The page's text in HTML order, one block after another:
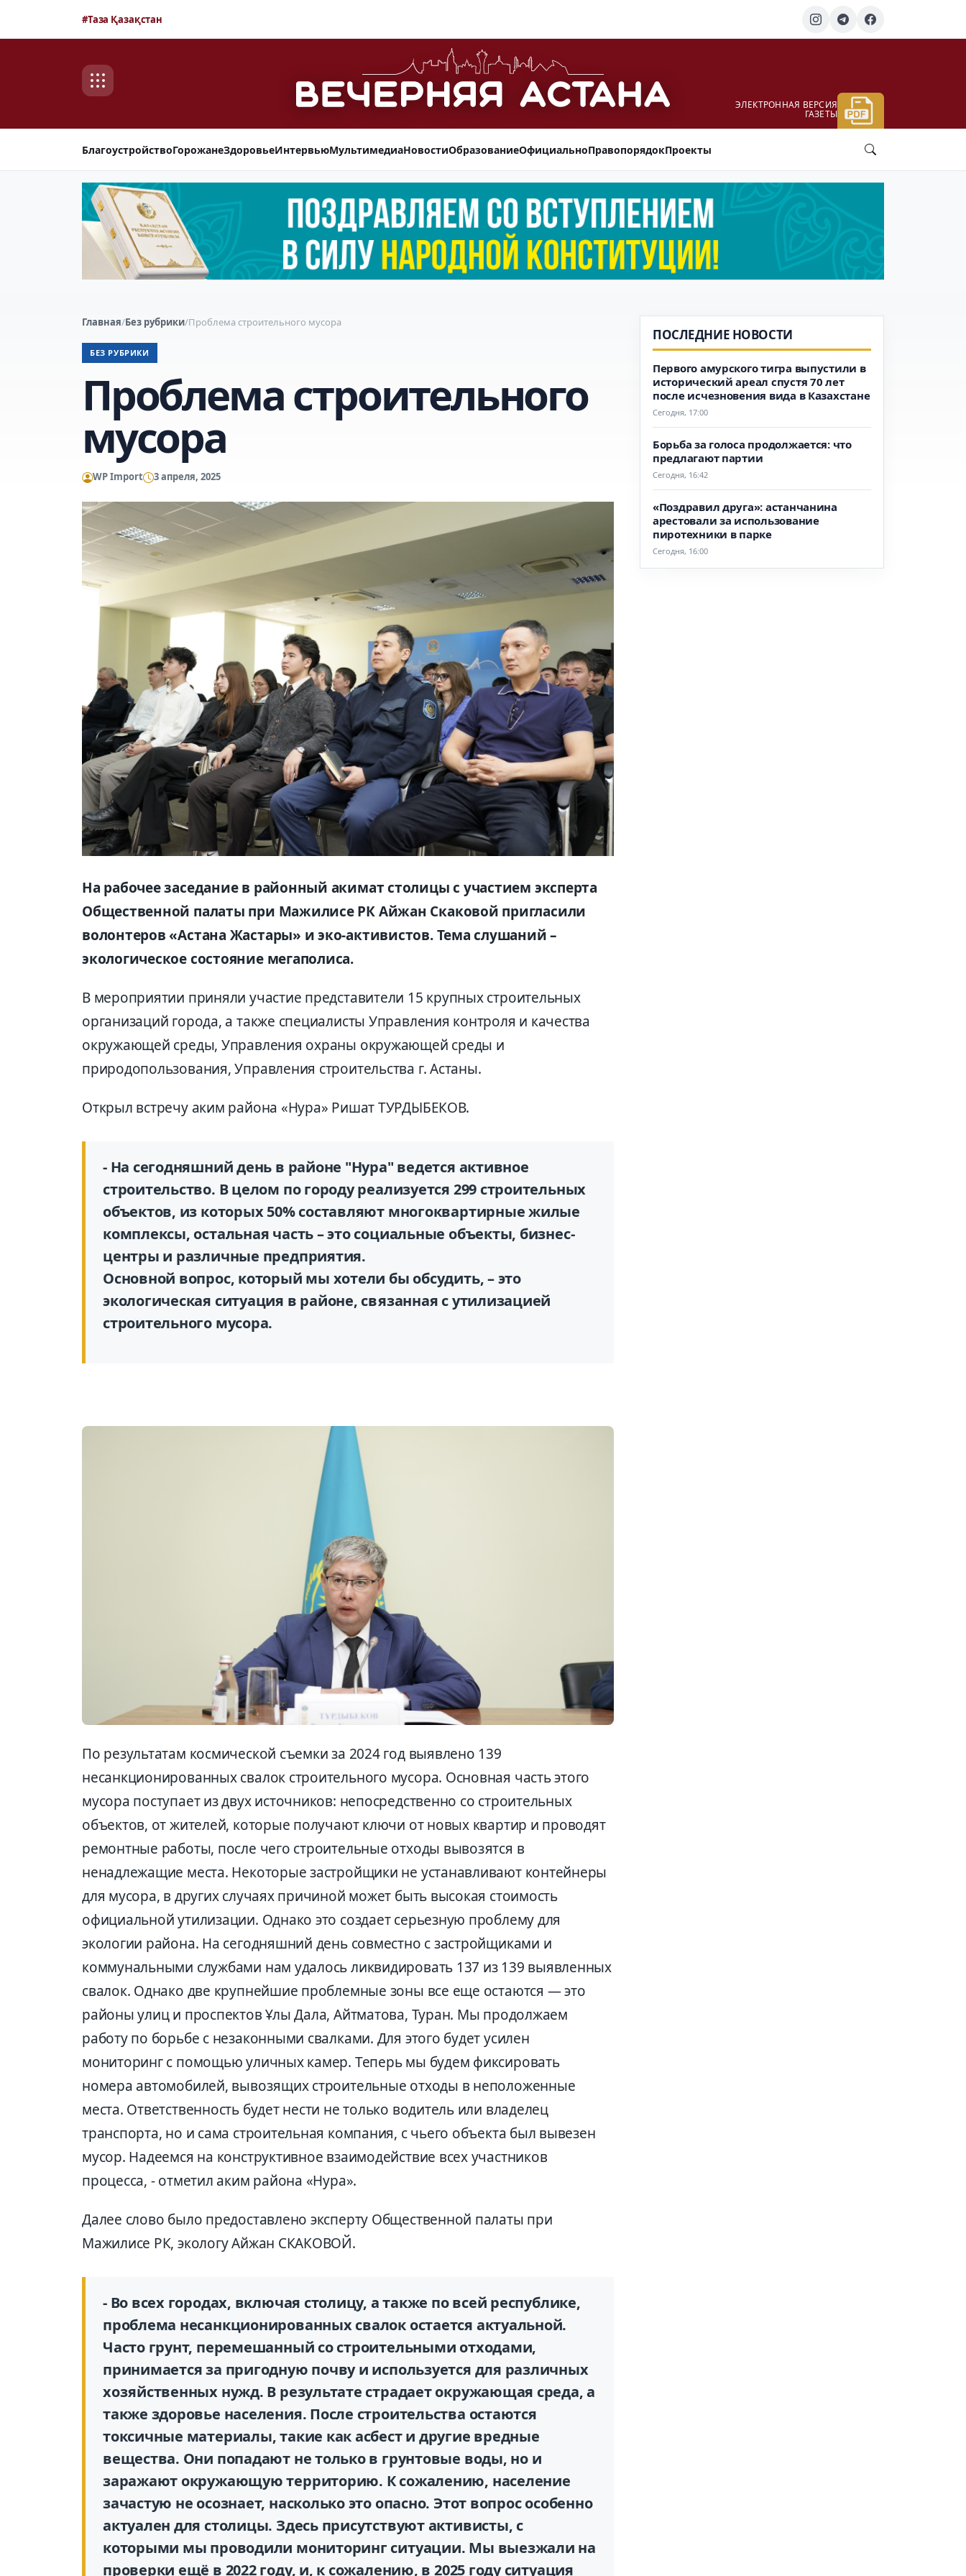
#Таза Қазақстан
ЭЛЕКТРОННАЯ ВЕРСИЯ
ГАЗЕТЫ
БлагоустройствоГорожанеЗдоровьеИнтервьюМультимедиаНовостиОбразованиеОфициальноПравопорядокПроекты
Главная/Без рубрики/Проблема строительного мусора
БЕЗ РУБРИКИ
Проблема строительного
мусора
WP Import 3 апреля, 2025
На рабочее заседание в районный акимат столицы с участием эксперта
Общественной палаты при Мажилисе РК Айжан Скаковой пригласили
волонтеров «Астана Жастары» и эко-активистов. Тема слушаний –
экологическое состояние мегаполиса.
В мероприятии приняли участие представители 15 крупных строительных
организаций города, а также специалисты Управления контроля и качества
окружающей среды, Управления охраны окружающей среды и
природопользования, Управления строительства г. Астаны.
Открыл встречу аким района «Нура» Ришат ТУРДЫБЕКОВ.
- На сегодняшний день в районе "Нура" ведется активное
строительство. В целом по городу реализуется 299 строительных
объектов, из которых 50% составляют многоквартирные жилые
комплексы, остальная часть – это социальные объекты, бизнес-
центры и различные предприятия.
Основной вопрос, который мы хотели бы обсудить, – это
экологическая ситуация в районе, связанная с утилизацией
строительного мусора.
По результатам космической съемки за 2024 год выявлено 139
несанкционированных свалок строительного мусора. Основная часть этого
мусора поступает из двух источников: непосредственно со строительных
объектов, от жителей, которые получают ключи от новых квартир и проводят
ремонтные работы, после чего строительные отходы вывозятся в
ненадлежащие места. Некоторые застройщики не устанавливают контейнеры
для мусора, в других случаях причиной может быть высокая стоимость
официальной утилизации. Однако это создает серьезную проблему для
экологии района. На сегодняшний день совместно с застройщиками и
коммунальными службами нам удалось ликвидировать 137 из 139 выявленных
свалок. Однако две крупнейшие проблемные зоны все еще остаются — это
районы улиц и проспектов Ұлы Дала, Айтматова, Туран. Мы продолжаем
работу по борьбе с незаконными свалками. Для этого будет усилен
мониторинг с помощью уличных камер. Теперь мы будем фиксировать
номера автомобилей, вывозящих строительные отходы в неположенные
места. Ответственность будет нести не только водитель или владелец
транспорта, но и сама строительная компания, с чьего объекта был вывезен
мусор. Надеемся на конструктивное взаимодействие всех участников
процесса, - отметил аким района «Нура».
Далее слово было предоставлено эксперту Общественной палаты при
Мажилисе РК, экологу Айжан СКАКОВОЙ.
- Во всех городах, включая столицу, а также по всей республике,
проблема несанкционированных свалок остается актуальной.
Часто грунт, перемешанный со строительными отходами,
принимается за пригодную почву и используется для различных
хозяйственных нужд. В результате страдает окружающая среда, а
также здоровье населения. После строительства остаются
токсичные материалы, такие как асбест и другие вредные
вещества. Они попадают не только в грунтовые воды, но и
заражают окружающую территорию. К сожалению, население
зачастую не осознает, насколько это опасно. Этот вопрос особенно
актуален для столицы. Здесь присутствуют активисты, с
которыми мы проводили мониторинг ситуации. Мы выезжали на
проверки ещё в 2022 году, и, к сожалению, в 2025 году ситуация
ПОСЛЕДНИЕ НОВОСТИ
Первого амурского тигра выпустили в
исторический ареал спустя 70 лет
после исчезновения вида в Казахстане
Сегодня, 17:00
Борьба за голоса продолжается: что
предлагают партии
Сегодня, 16:42
«Поздравил друга»: астанчанина
арестовали за использование
пиротехники в парке
Сегодня, 16:00